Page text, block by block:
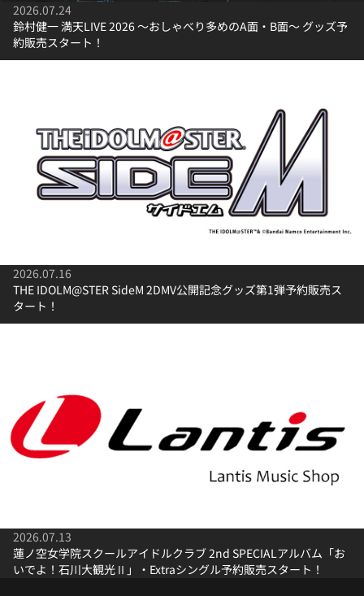
2026.07.24
鈴村健一 満天LIVE 2026 ～おしゃべり多めのA面・B面～ グッズ予
約販売スタート！
2026.07.16
THE IDOLM@STER SideM 2DMV公開記念グッズ第1弾予約販売ス
タート！
2026.07.13
蓮ノ空女学院スクールアイドルクラブ 2nd SPECIALアルバム「お
いでよ！石川大観光Ⅱ」・Extraシングル予約販売スタート！